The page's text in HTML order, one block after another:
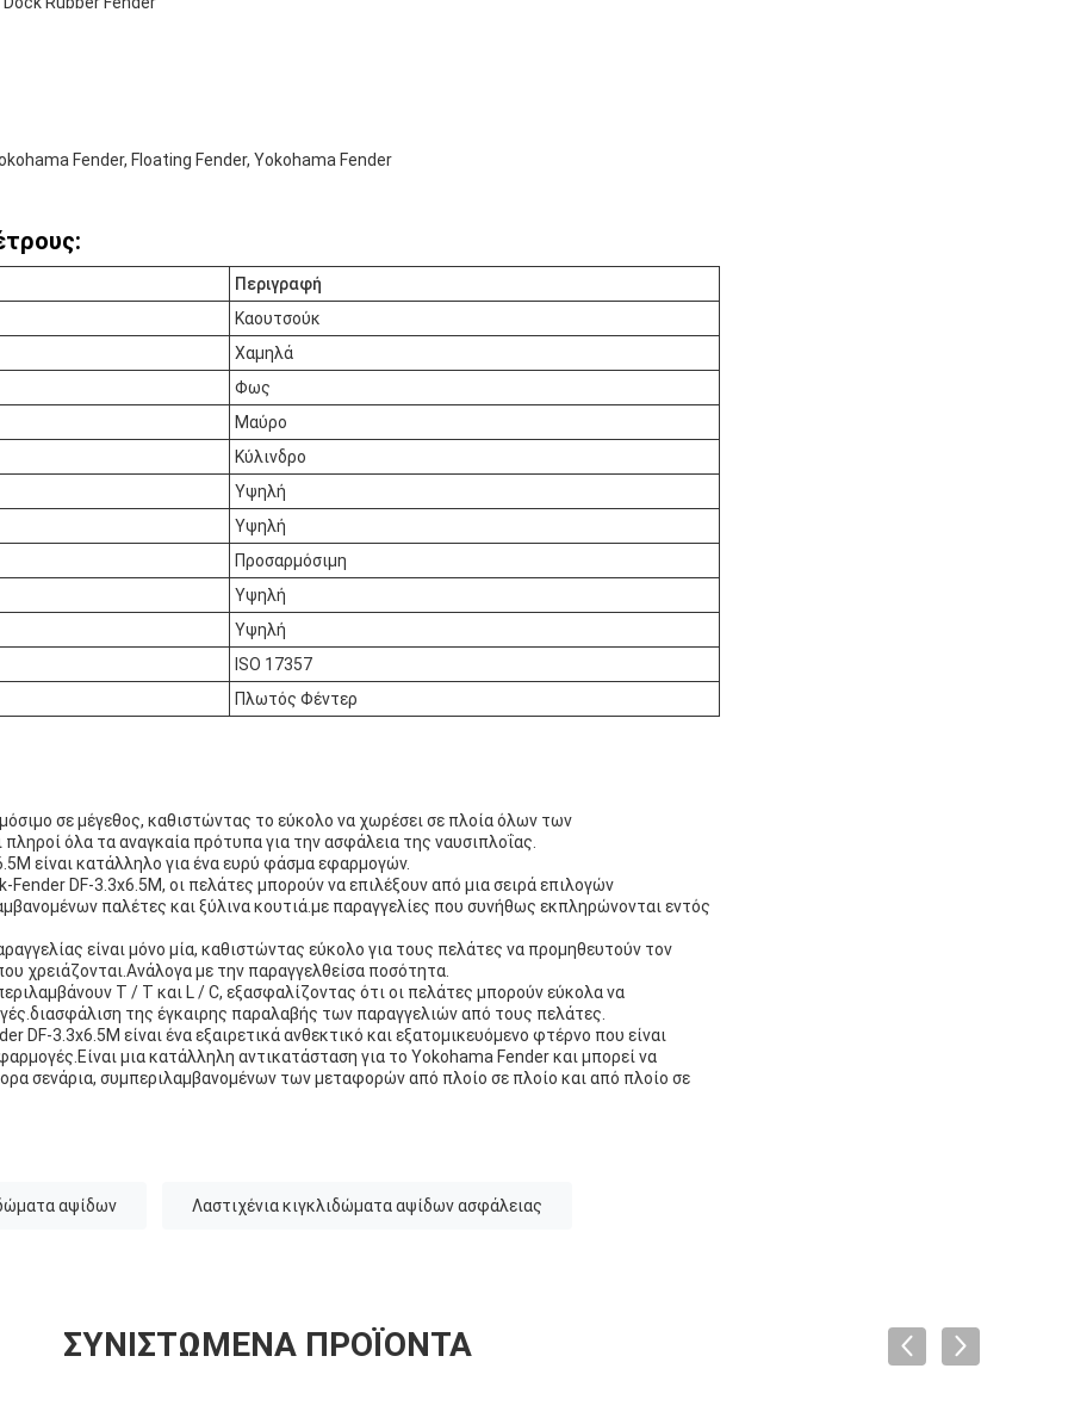
Fender, Floating Fender, Yokohama Fender
Περιγραφή
Καουτσούκ
Χαμηλά
Φως
Μαύρο
Κύλινδρο
Υψηλή
Υψηλή
Προσαρμόσιμη
Υψηλή
Υψηλή
ISO 17357
Πλωτός Φέντερ
σε μέγεθος, καθιστώντας το εύκολο να χωρέσει σε πλοία όλων των
όλα τα αναγκαία πρότυπα για την ασφάλεια της ναυσιπλοΐας.
είναι κατάλληλο για ένα ευρύ φάσμα εφαρμογών.
Fender DF-3.3x6.5M, οι πελάτες μπορούν να επιλέξουν από μια σειρά επιλογών
παλέτες και ξύλινα κουτιά.με παραγγελίες που συνήθως εκπληρώνονται εντός
είναι μόνο μία, καθιστώντας εύκολο για τους πελάτες να προμηθευτούν τον
χρειάζονται.Ανάλογα με την παραγγελθείσα ποσότητα.
T / T και L / C, εξασφαλίζοντας ότι οι πελάτες μπορούν εύκολα να
της έγκαιρης παραλαβής των παραγγελιών από τους πελάτες.
DF-3.3x6.5M είναι ένα εξαιρετικά ανθεκτικό και εξατομικευόμενο φτέρνο που είναι
μια κατάλληλη αντικατάσταση για το Yokohama Fender και μπορεί να
σενάρια, συμπεριλαμβανομένων των μεταφορών από πλοίο σε πλοίο και από πλοίο σε
αψίδων Λαστιχένια κιγκλιδώματα αψίδων ασφάλειας
ΣΥΝΙΣΤΏΜΕΝΑ ΠΡΟΪΌΝΤΑ